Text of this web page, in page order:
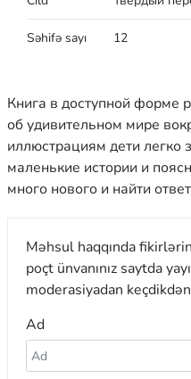
Səhifə sayı 12
Книга в доступной форме
об удивительном мире
иллюстрациям дети легко
маленькие истории и
много нового и найти
Məhsul haqqında
poçt ünvanınız saytda
moderasiyadan
Ad